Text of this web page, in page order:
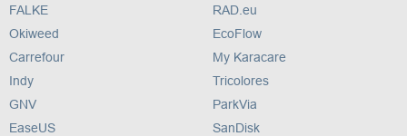
FALKE
RAD.eu
Okiweed
Carrefour
Indy
GNV
EaseUS
EcoFlow
My Karacare
Tricolores
ParkVia
SanDisk